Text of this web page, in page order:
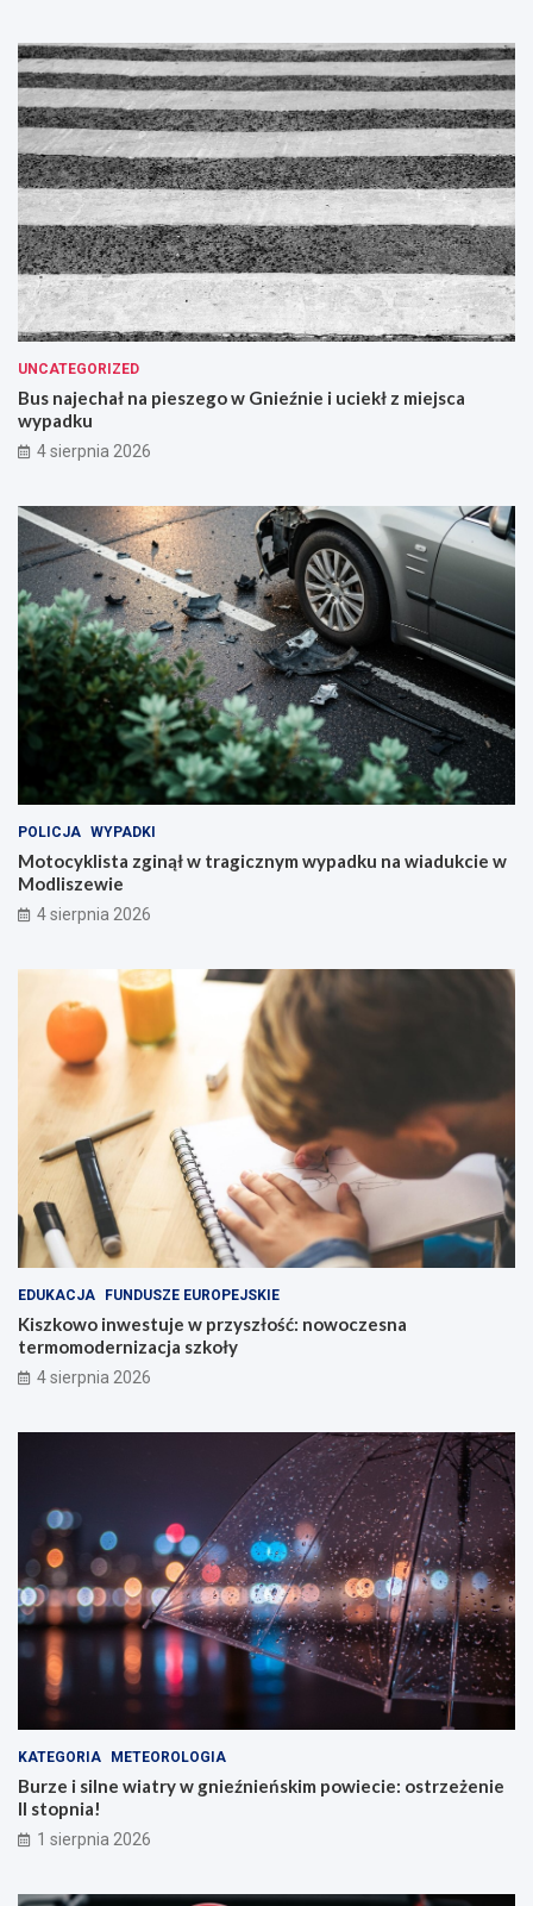
UNCATEGORIZED
Bus najechał na pieszego w Gnieźnie i uciekł z miejsca
wypadku
4 sierpnia 2026
POLICJA WYPADKI
Motocyklista zginął w tragicznym wypadku na wiadukcie w
Modliszewie
4 sierpnia 2026
EDUKACJA FUNDUSZE EUROPEJSKIE
Kiszkowo inwestuje w przyszłość: nowoczesna
termomodernizacja szkoły
4 sierpnia 2026
KATEGORIA METEOROLOGIA
Burze i silne wiatry w gnieźnieńskim powiecie: ostrzeżenie
II stopnia!
1 sierpnia 2026